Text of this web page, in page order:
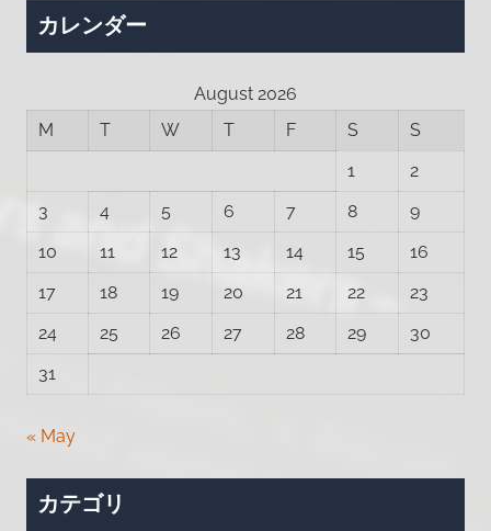
カ
イ
カレンダー
August 2026
M
T W T F S
S
1
2
3
4 5 6 7 8
9
10
11 12 13 14 15
16
17
18 19 20 21 22
23
24
25 26 27 28 29
30
31
« May
カテゴリ